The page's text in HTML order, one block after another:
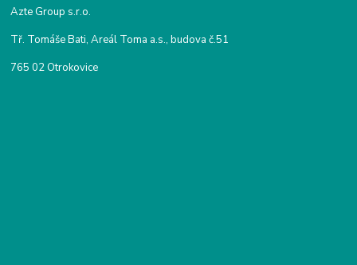
Azte Group s.r.o.
Tř. Tomáše Bati, Areál Toma a.s., budova č.51
765 02 Otrokovice